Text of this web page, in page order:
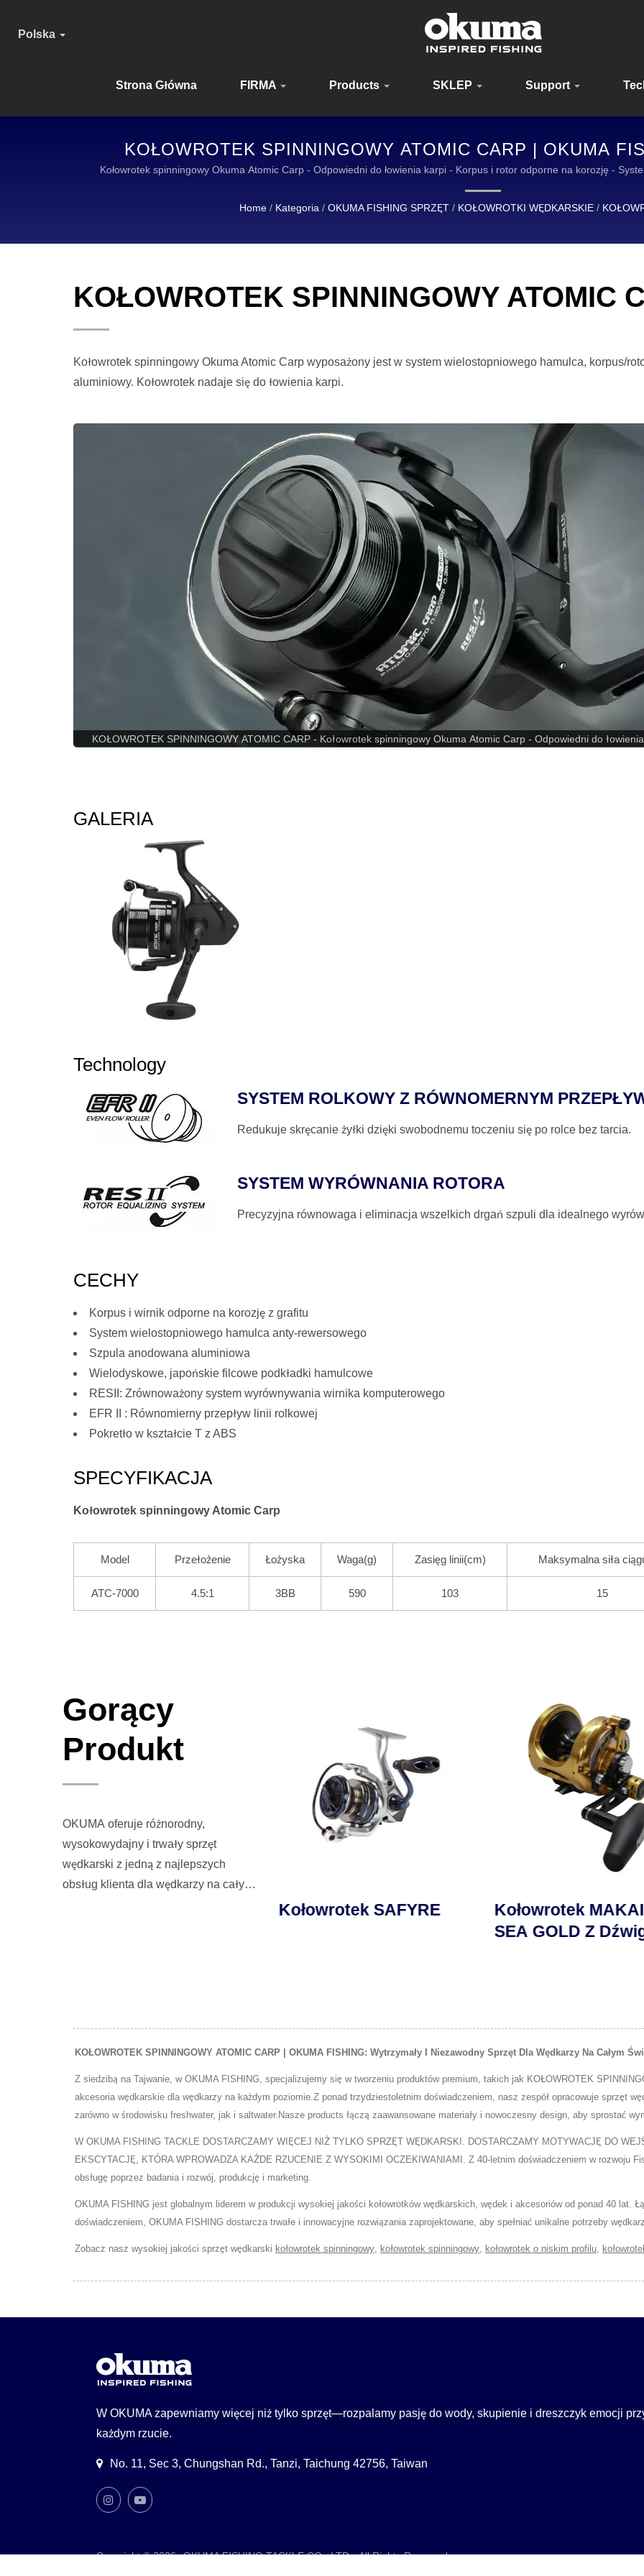
Strona Główna FIRMA Products SKLEP Support
Polska
KOŁOWROTEK SPINNINGOWY ATOMIC CARP | OKUMA
NIEZAWODNY SPRZĘT DLA WĘDKARZY NA
Kołowrotek spinningowy Okuma Atomic Carp - Odpowiedni do łowienia karpi - Korpus i rotor odporne na korozję -
TACKLE JEST GLOBALNYM LIDEREM W PROJEKTOWANIU I PRODUKCJI WYSOKIEJ JAKOŚCI
Home / Kategoria / OKUMA FISHING SPRZĘT / KOŁOWROTKI WĘDKARSKIE /
KOŁOWROTEK SPINNINGOWY ATOMIC CARP - Kołowrotek spinningowy Okuma Atomic Carp - Odpowiedni do
KOŁOWROTEK SPINNINGOWY ATOMIC
Kołowrotek spinningowy Okuma Atomic Carp wyposażony jest w system wielostopniowego hamulca, korpus/
aluminiowy. Kołowrotek nadaje się do łowienia karpi.
GALERIA
Technology
SYSTEM ROLKOWY Z RÓWNOMERNYM
Redukuje skręcanie żyłki dzięki swobodnemu toczeniu się po rolce bez tarcia.
SYSTEM WYRÓWNANIA ROTORA
Precyzyjna równowaga i eliminacja wszelkich drgań szpuli dla idealnego
CECHY
Korpus i wirnik odporne na korozję z grafitu
System wielostopniowego hamulca anty-rewersowego
Szpula anodowana aluminiowa
Wielodyskowe, japońskie filcowe podkładki hamulcowe
RESII: Zrównoważony system wyrównywania wirnika komputerowego
EFR II : Równomierny przepływ linii rolkowej
Pokretło w kształcie T z ABS
SPECYFIKACJA
Kołowrotek spinningowy Atomic Carp
Model Przełożenie Łożyska Waga(g) Zasięg linii(cm) Maksymalna siła
ATC-7000 4.5:1 3BB 590 103 15
Gorący
Produkt
OKUMA oferuje różnorodny,
wysokowydajny i trwały sprzęt
wędkarski z jedną z najlepszych
obsług klienta dla wędkarzy na całym
Kołowrotek SAFYRE
Kołowrotek
SEA GOLD Z
KOŁOWROTEK SPINNINGOWY ATOMIC CARP | OKUMA FISHING: Wytrzymały I Niezawodny Sprzęt Dla Wędkarzy Na Całym
Z siedzibą na Tajwanie, w OKUMA FISHING, specjalizujemy się w tworzeniu produktów premium, takich jak KOŁOWROTEK
akcesoria wędkarskie dla wędkarzy na każdym poziomie.Z ponad trzydziestoletnim doświadczeniem, nasz zespół opracowuje sprzęt
zarówno w środowisku freshwater, jak i saltwater.Nasze products łączą zaawansowane materiały i nowoczesny design, aby sprostać
W OKUMA FISHING TACKLE DOSTARCZAMY WIĘCEJ NIŻ TYLKO SPRZĘT WĘDKARSKI. DOSTARCZAMY MOTYWACJĘ DO
EKSCYTACJĘ, KTÓRA WPROWADZA KAŻDE RZUCENIE Z WYSOKIMI OCZEKIWANIAMI. Z 40-letnim doświadczeniem w rozwoju
obsługę poprzez badania i rozwój, produkcję i marketing.
OKUMA FISHING jest globalnym liderem w produkcji wysokiej jakości kołowrotków wędkarskich, wędek i akcesoriów od ponad 40 lat.
doświadczeniem, OKUMA FISHING dostarcza trwałe i innowacyjne rozwiązania zaprojektowane, aby spełniać unikalne potrzeby
Zobacz nasz wysokiej jakości sprzęt wędkarski kołowrotek spinningowy, kołowrotek spinningowy, kołowrotek o niskim profilu,
W OKUMA zapewniamy więcej niż tylko sprzęt—rozpalamy pasję do wody, skupienie i dreszczyk emocji
każdym rzucie.
No. 11, Sec 3, Chungshan Rd., Tanzi, Taichung 42756, Taiwan
Copyright © 2026 OKUMA FISHING TACKLE CO., LTD. All Rights Reserved.